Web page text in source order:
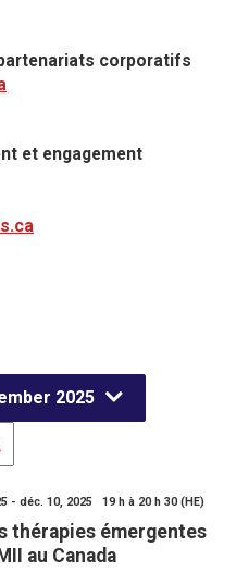
corporatifs
et engagement
2025
- déc. 10, 2025 19 h à 20 h 30 (HE)
thérapies émergentes
au Canada